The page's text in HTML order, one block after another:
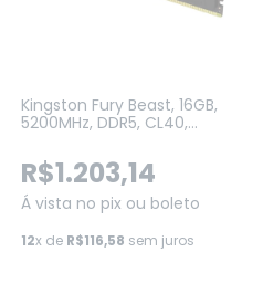
Kingston Fury Beast, 16GB,
5200MHz, DDR5, CL40,
R$1.203,14
Á vista no pix ou boleto
12x de R$116,58 sem juros